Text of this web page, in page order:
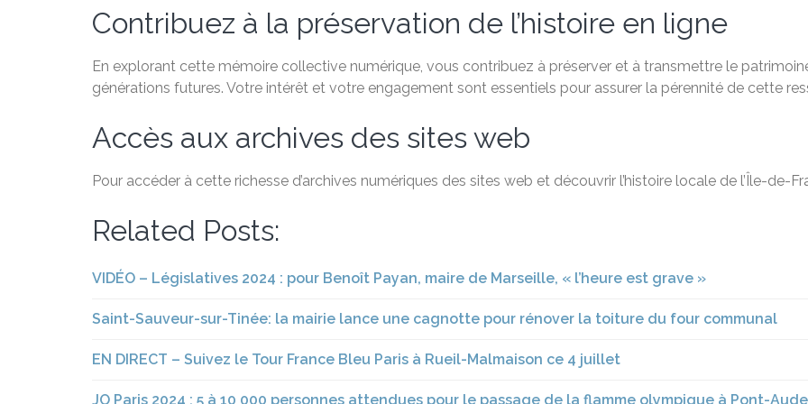
Contribuez à la préservation de l’histoire en ligne
En explorant cette mémoire collective numérique, vous contribuez à préserver et à transmettre le
générations futures. Votre intérêt et votre engagement sont essentiels pour assurer la pérennité de cette
Accès aux archives des sites web
Pour accéder à cette richesse d’archives numériques des sites web et découvrir l’histoire locale de l’Île-de-
Related Posts:
VIDÉO – Législatives 2024 : pour Benoît Payan, maire de Marseille, « l’heure est grave »
Saint-Sauveur-sur-Tinée: la mairie lance une cagnotte pour rénover la toiture du four communal
EN DIRECT – Suivez le Tour France Bleu Paris à Rueil-Malmaison ce 4 juillet
JO Paris 2024 : 5 à 10 000 personnes attendues pour le passage de la flamme olympique à Pont-